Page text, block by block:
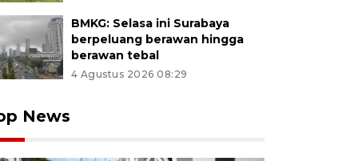
BMKG: Selasa ini Surabaya
berpeluang berawan hingga
berawan tebal
4 Agustus 2026 08:29
News